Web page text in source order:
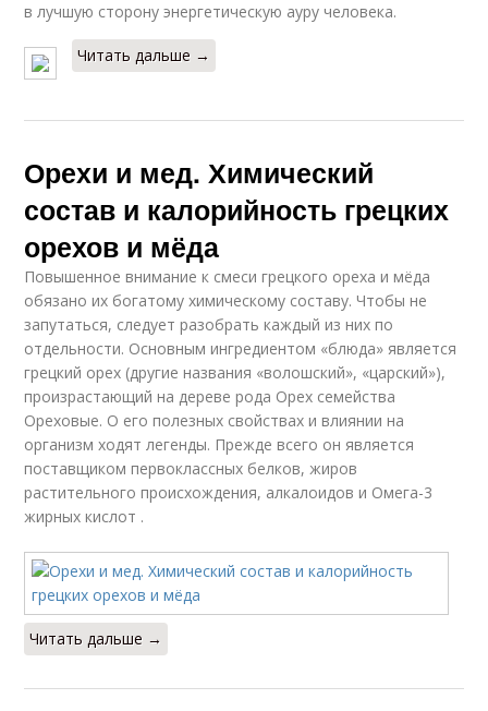
в лучшую сторону энергетическую ауру человека.
Читать дальше →
Орехи и мед. Химический
состав и калорийность грецких
орехов и мёда
Повышенное внимание к смеси грецкого ореха и мёда
обязано их богатому химическому составу. Чтобы не
запутаться, следует разобрать каждый из них по
отдельности. Основным ингредиентом «блюда» является
грецкий орех (другие названия «волошский», «царский»),
произрастающий на дереве рода Орех семейства
Ореховые. О его полезных свойствах и влиянии на
организм ходят легенды. Прежде всего он является
поставщиком первоклассных белков, жиров
растительного происхождения, алкалоидов и Омега-3
жирных кислот .
Читать дальше →